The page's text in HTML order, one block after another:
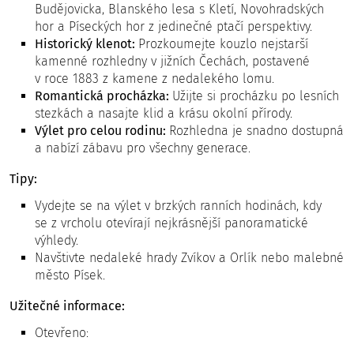
Budějovicka, Blanského lesa s Kletí, Novohradských
hor a Píseckých hor z jedinečné ptačí perspektivy.
Historický klenot: Prozkoumejte kouzlo nejstarší
kamenné rozhledny v jižních Čechách, postavené
v roce 1883 z kamene z nedalekého lomu.
Romantická procházka: Užijte si procházku po lesních
stezkách a nasajte klid a krásu okolní přírody.
Výlet pro celou rodinu: Rozhledna je snadno dostupná
a nabízí zábavu pro všechny generace.
Tipy:
Vydejte se na výlet v brzkých ranních hodinách, kdy
se z vrcholu otevírají nejkrásnější panoramatické
výhledy.
Navštivte nedaleké hrady Zvíkov a Orlík nebo malebné
město Písek.
Užitečné informace:
Otevřeno: